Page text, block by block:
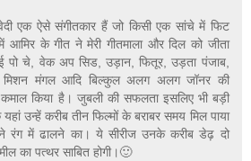
एक ऐसे संगीतकार हैं जो किसी एक सांचे में फिट
आमिर के गीत ने मेरी गीतमाला और दिल को जीता
पो चे, वेक अप सिड, उड़ान, फितूर, उड़ता पंजाब,
मंगल आदि बिल्कुल अलग अलग जॉनर की
कमाल किया है। जुबली की सफलता इसलिए भी बड़ी
उन्हें करीब तीन फिल्मों के बराबर समय मिल पाया
रंग में ढालने का। ये सीरीज उनके करीब डेढ़ दो
का पत्थर साबित होगी।🙂